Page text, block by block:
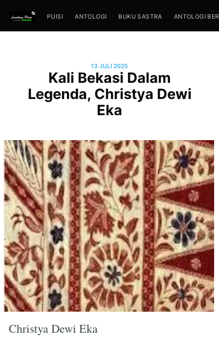
PUISI ANTOLOGI BUKU SASTRA ANTOLOGI
13 JULI 2025
Kali Bekasi Dalam
Legenda, Christya Dewi
Eka
Christya Dewi Eka